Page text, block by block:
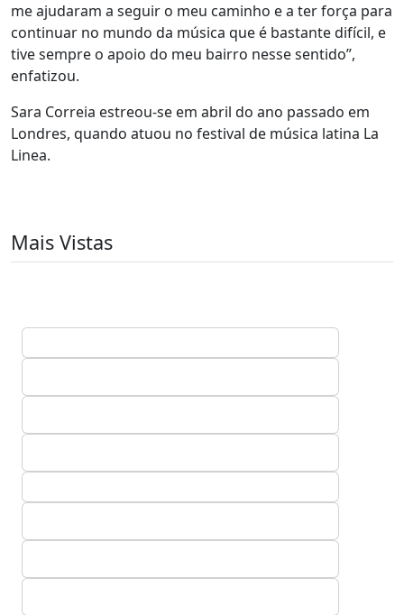
me ajudaram a seguir o meu caminho e a ter força para
continuar no mundo da música que é bastante difícil, e
tive sempre o apoio do meu bairro nesse sentido”,
enfatizou.
Sara Correia estreou-se em abril do ano passado em
Londres, quando atuou no festival de música latina La
Linea.
Mais Vistas